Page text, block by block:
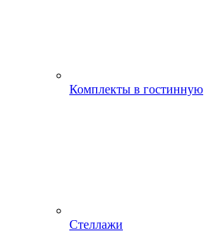
Комплекты в гостинную
Стеллажи